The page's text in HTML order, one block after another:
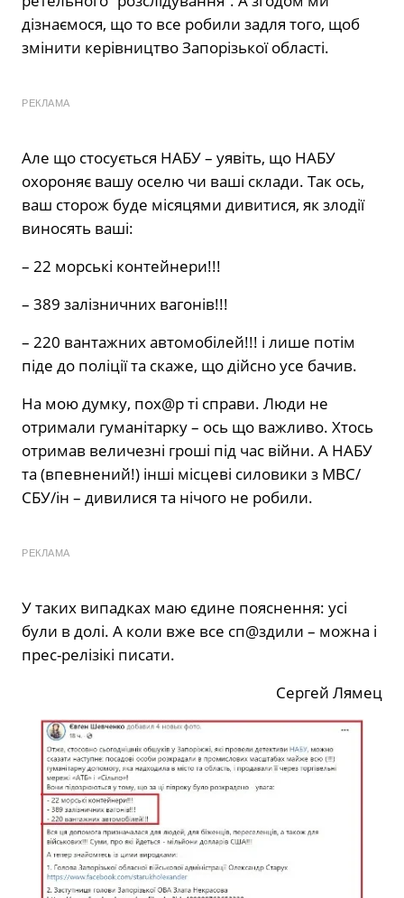
дізнаємося, що то все робили задля того, щоб
змінити керівництво Запорізької області.
РЕКЛАМА
Але що стосується НАБУ – уявіть, що НАБУ
охороняє вашу оселю чи ваші склади. Так ось,
ваш сторож буде місяцями дивитися, як злодії
виносять ваші:
– 22 морські контейнери!!!
– 389 залізничних вагонів!!!
– 220 вантажних автомобілей!!! і лише потім
піде до поліції та скаже, що дійсно усе бачив.
На мою думку, пох@р ті справи. Люди не
отримали гуманітарку – ось що важливо. Хтось
отримав величезні гроші під час війни. А НАБУ
та (впевнений!) інші місцеві силовики з МВС/
СБУ/ін – дивилися та нічого не робили.
РЕКЛАМА
У таких випадках маю єдине пояснення: усі
були в долі. А коли вже все сп@здили – можна і
прес-релізікі писати.
Сергей Лямец